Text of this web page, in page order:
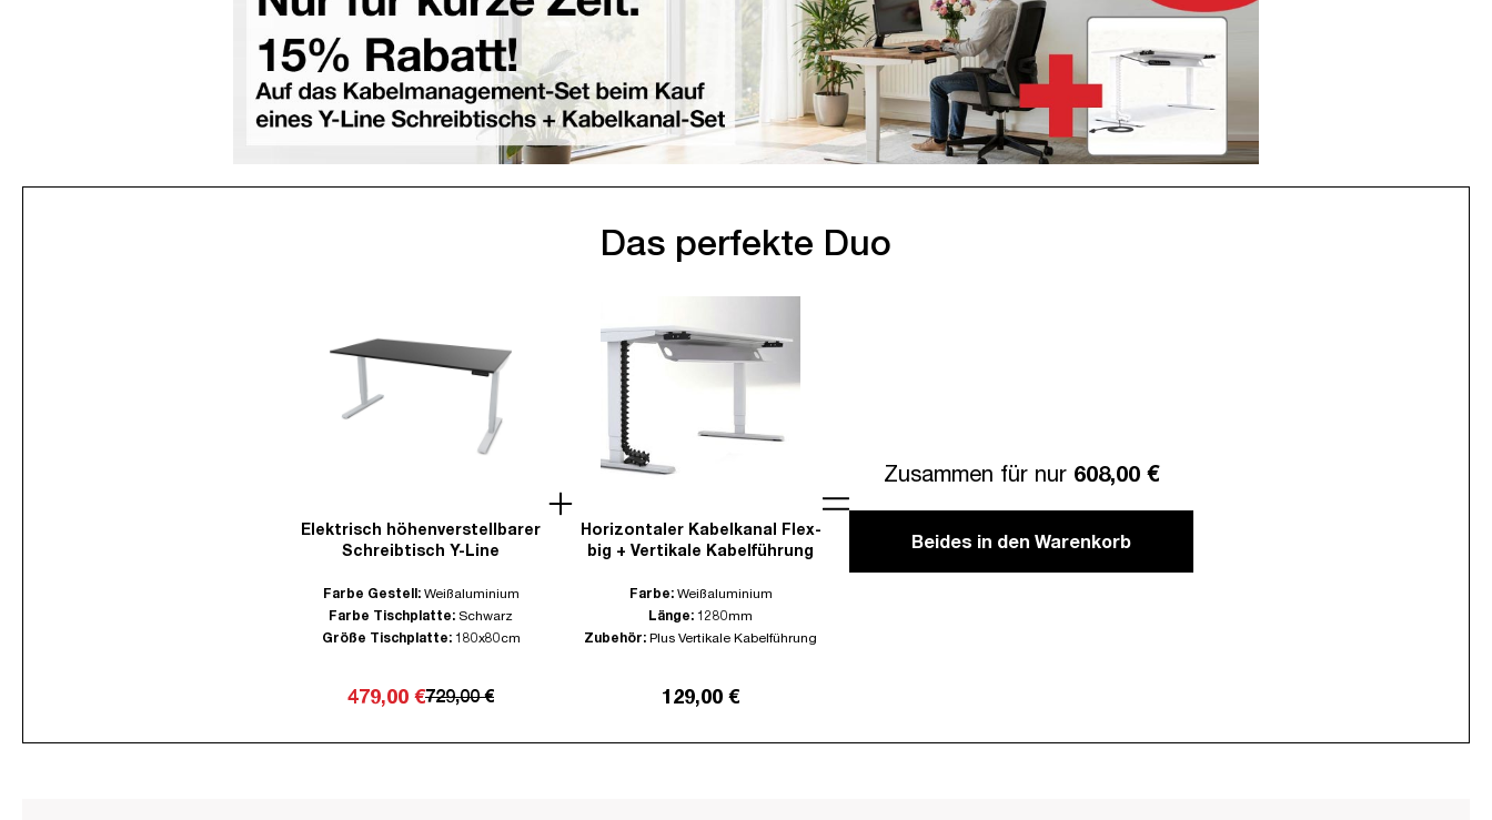
Das perfekte Duo
Elektrisch höhenverstellbarer
Schreibtisch Y-Line
Farbe Gestell: Weißaluminium
Farbe Tischplatte: Schwarz
Größe Tischplatte: 180x80cm
479,00 €729,00 €
Horizontaler Kabelkanal Flex-
big + Vertikale Kabelführung
Farbe: Weißaluminium
Länge: 1280mm
Zubehör: Plus Vertikale Kabelführung
129,00 €
Zusammen für nur 608,00 €
Beides in den Warenkorb